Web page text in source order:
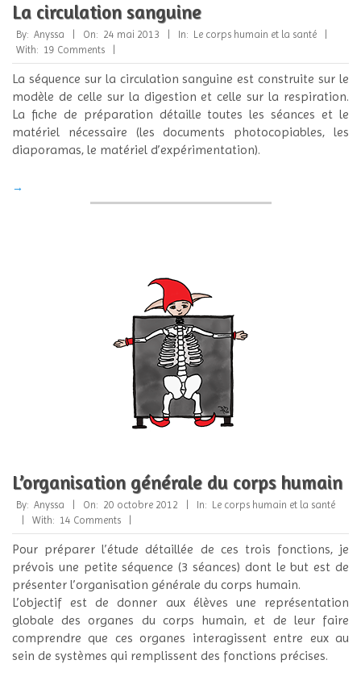
La circulation sanguine
2013-
05-
24
By: Anyssa On: 24 mai 2013 In: Le corps humain et la santé
With: 19 Comments
La séquence sur la circulation sanguine est construite sur le
modèle de celle sur la digestion et celle sur la respiration.
La fiche de préparation détaille toutes les séances et le
matériel nécessaire (les documents photocopiables, les
diaporamas, le matériel d’expérimentation).
→
L’organisation générale du corps humain
2012-
10-
20
By: Anyssa On: 20 octobre 2012 In: Le corps humain et la santé
With: 14 Comments
Pour préparer l’étude détaillée de ces trois fonctions, je
prévois une petite séquence (3 séances) dont le but est de
présenter l’organisation générale du corps humain.
L’objectif est de donner aux élèves une représentation
globale des organes du corps humain, et de leur faire
comprendre que ces organes interagissent entre eux au
sein de systèmes qui remplissent des fonctions précises.